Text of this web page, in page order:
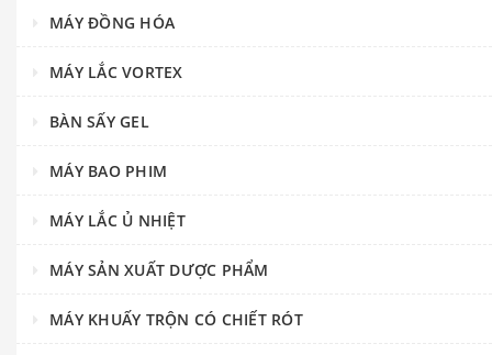
MÁY ĐỒNG HÓA
MÁY LẮC VORTEX
BÀN SẤY GEL
MÁY BAO PHIM
MÁY LẮC Ủ NHIỆT
MÁY SẢN XUẤT DƯỢC PHẨM
MÁY KHUẤY TRỘN CÓ CHIẾT RÓT